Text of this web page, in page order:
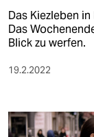
wahrheit
verlag
verlag
shop
Das Kiezleben
Das
Blick zu werfen.
19.2.2022